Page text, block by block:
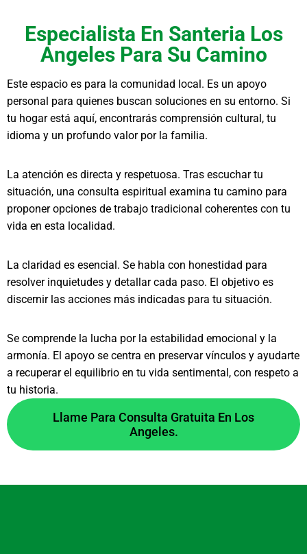
Especialista En Santeria Los
Angeles Para Su Camino
Este espacio es para la comunidad local. Es un apoyo
personal para quienes buscan soluciones en su entorno. Si
tu hogar está aquí, encontrarás comprensión cultural, tu
idioma y un profundo valor por la familia.
La atención es directa y respetuosa. Tras escuchar tu
situación, una consulta espiritual examina tu camino para
proponer opciones de trabajo tradicional coherentes con tu
vida en esta localidad.
La claridad es esencial. Se habla con honestidad para
resolver inquietudes y detallar cada paso. El objetivo es
discernir las acciones más indicadas para tu situación.
Se comprende la lucha por la estabilidad emocional y la
armonía. El apoyo se centra en preservar vínculos y ayudarte
a recuperar el equilibrio en tu vida sentimental, con respeto a
tu historia.
Llame Para Consulta Gratuita En Los
Angeles.